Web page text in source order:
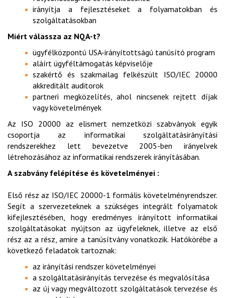
irányítja a fejlesztéseket a folyamatokban és
szolgáltatásokban
Miért válassza az NQA-t?
ügyfélközpontú USA-irányítottságú tanúsító program
aláírt ügyféltámogatás képviselője
szakértő és szakmailag felkészült ISO/IEC 20000
akkreditált auditorok
partneri megközelítés, ahol nincsenek rejtett díjak
vagy követelmények
Az ISO 20000 az elismert nemzetközi szabványok egyik
csoportja az informatikai szolgáltatásirányítási
rendszerekhez lett bevezetve 2005-ben irányelvek
létrehozásához az informatikai rendszerek irányításában.
A szabvány felépítése és követelményei :
Első rész az ISO/IEC 20000-1 formális követelményrendszer.
Segít a szervezeteknek a szükséges integrált folyamatok
kifejlesztésében, hogy eredményes irányított informatikai
szolgáltatásokat nyújtson az ügyfeleknek, illetve az első
rész az a rész, amire a tanúsítvány vonatkozik. Hatókörébe a
következő feladatok tartoznak:
az irányítási rendszer követelményei
a szolgáltatásirányítás tervezése és megvalósítása
az új vagy megváltozott szolgáltatások tervezése és